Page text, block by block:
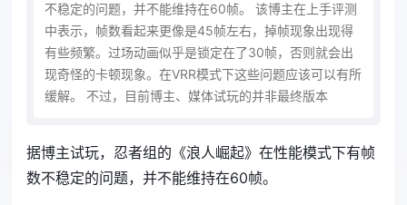
不稳定的问题，并不能维持在60帧。 该博主在上手评测
中表示，帧数看起来更像是45帧左右，掉帧现象出现得
有些频繁。过场动画似乎是锁定在了30帧，否则就会出
现奇怪的卡顿现象。在VRR模式下这些问题应该可以有所
缓解。 不过，目前博主、媒体试玩的并非最终版本
据博主试玩，忍者组的《浪人崛起》在性能模式下有帧
数不稳定的问题，并不能维持在60帧。